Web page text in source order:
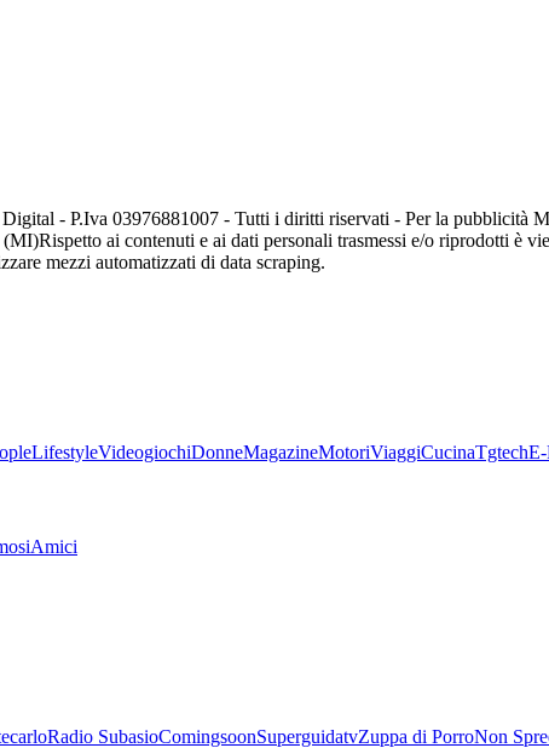
- P.Iva 03976881007 - Tutti i diritti riservati - Per la pubblicità
(MI)Rispetto ai contenuti e ai dati personali trasmessi e/o riprodotti è
mezzi automatizzati di data scraping.
LifestyleVideogiochiDonneMagazineMotoriViaggiCucinaTgtechE-
Amici
Radio SubasioComingsoonSuperguidatvZuppa di PorroNon